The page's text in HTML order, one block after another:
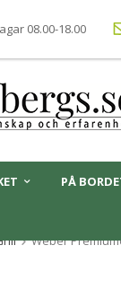
08.00-18.00
PÅ
Weber